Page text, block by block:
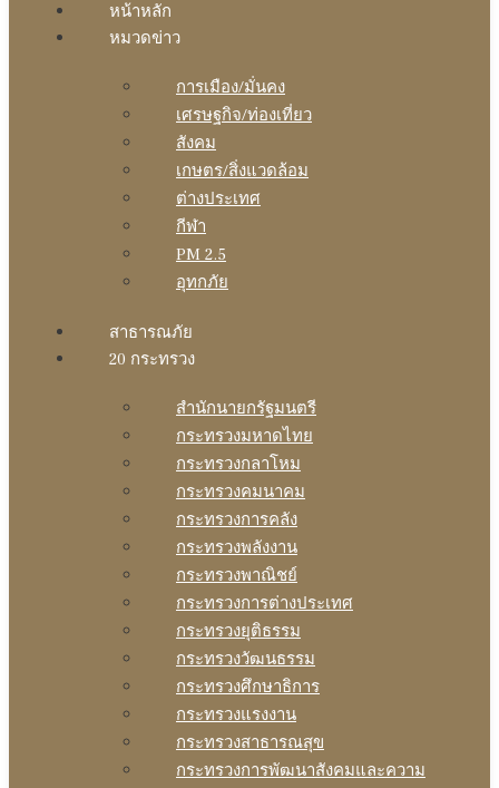
หน้าหลัก
หมวดข่าว
การเมือง/มั่นคง
เศรษฐกิจ/ท่องเที่ยว
สังคม
เกษตร/สิ่งแวดล้อม
ต่างประเทศ
กีฬา
PM 2.5
อุทกภัย
สาธารณภัย
20 กระทรวง
สํานักนายกรัฐมนตรี
กระทรวงมหาดไทย
กระทรวงกลาโหม
กระทรวงคมนาคม
กระทรวงการคลัง
กระทรวงพลังงาน
กระทรวงพาณิชย์
กระทรวงการต่างประเทศ
กระทรวงยุติธรรม
กระทรวงวัฒนธรรม
กระทรวงศึกษาธิการ
กระทรวงแรงงาน
กระทรวงสาธารณสุข
กระทรวงการพัฒนาสังคมและความ